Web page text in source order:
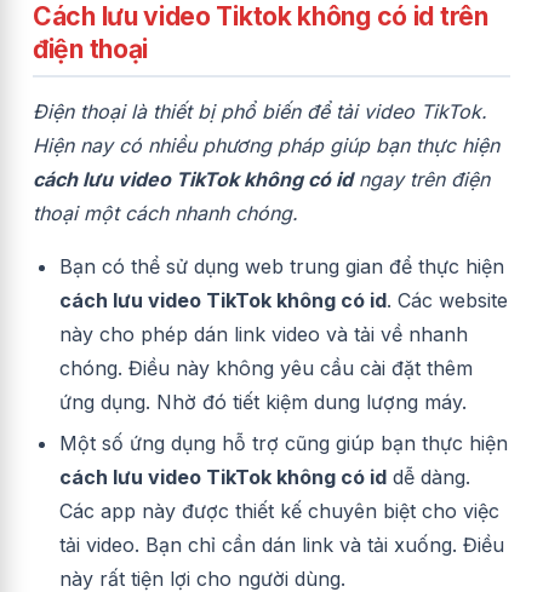
Cách lưu video Tiktok không có id trên
điện thoại
Điện thoại là thiết bị phổ biến để tải video TikTok.
Hiện nay có nhiều phương pháp giúp bạn thực hiện
cách lưu video TikTok không có idngay trên điện
thoại một cách nhanh chóng.
Bạn có thể sử dụng web trung gian để thực hiện
cách lưu video TikTok không có id. Các website
này cho phép dán link video và tải về nhanh
chóng. Điều này không yêu cầu cài đặt thêm
ứng dụng. Nhờ đó tiết kiệm dung lượng máy.
Một số ứng dụng hỗ trợ cũng giúp bạn thực hiện
cách lưu video TikTok không có id dễ dàng.
Các app này được thiết kế chuyên biệt cho việc
tải video. Bạn chỉ cần dán link và tải xuống. Điều
này rất tiện lợi cho người dùng.